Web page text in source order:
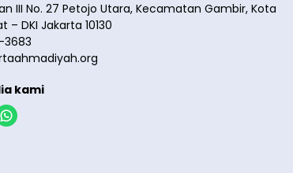
III No. 27 Petojo Utara, Kecamatan Gambir, Kota
– DKI Jakarta 10130
3683
kami